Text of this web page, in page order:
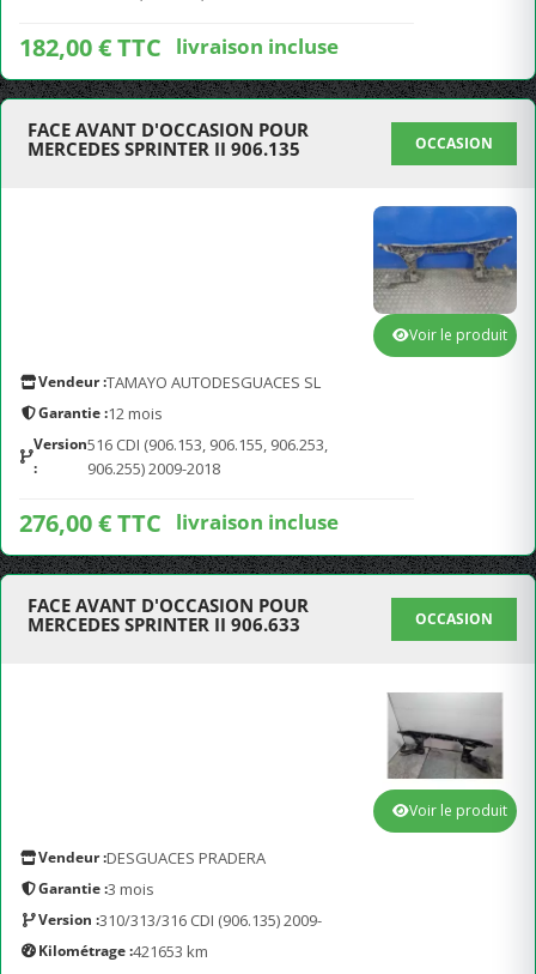
182,00 € TTC livraison incluse
FACE AVANT D'OCCASION POUR
MERCEDES SPRINTER II 906.135
OCCASION
Vendeur :TAMAYO AUTODESGUACES SL
Garantie :12 mois
Version
:
516 CDI (906.153, 906.155, 906.253,
906.255) 2009-2018
276,00 € TTC livraison incluse
Voir le produit
FACE AVANT D'OCCASION POUR
MERCEDES SPRINTER II 906.633
OCCASION
Vendeur :DESGUACES PRADERA
Garantie :3 mois
Version :310/313/316 CDI (906.135) 2009-
Kilométrage :421653 km
Voir le produit